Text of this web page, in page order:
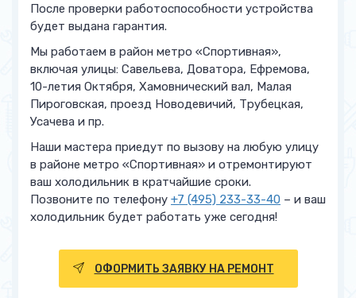
После проверки работоспособности устройства
будет выдана гарантия.
Мы работаем в район метро «Спортивная»,
включая улицы: Савельева, Доватора, Ефремова,
10-летия Октября, Хамовнический вал, Малая
Пироговская, проезд Новодевичий, Трубецкая,
Усачева и пр.
Наши мастера приедут по вызову на любую улицу
в районе метро «Спортивная» и отремонтируют
ваш холодильник в кратчайшие сроки.
Позвоните по телефону +7 (495) 233-33-40 – и ваш
холодильник будет работать уже сегодня!
ОФОРМИТЬ ЗАЯВКУ НА РЕМОНТ